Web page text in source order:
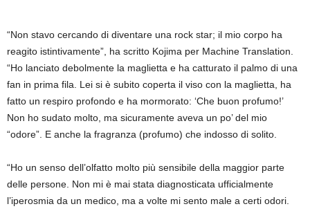
“Non stavo cercando di diventare una rock star; il mio corpo ha
reagito istintivamente”, ha scritto Kojima per Machine Translation.
“Ho lanciato debolmente la maglietta e ha catturato il palmo di una
fan in prima fila. Lei si è subito coperta il viso con la maglietta, ha
fatto un respiro profondo e ha mormorato: ‘Che buon profumo!’
Non ho sudato molto, ma sicuramente aveva un po’ del mio
“odore”. E anche la fragranza (profumo) che indosso di solito.
“Ho un senso dell’olfatto molto più sensibile della maggior parte
delle persone. Non mi è mai stata diagnosticata ufficialmente
l’iperosmia da un medico, ma a volte mi sento male a certi odori.